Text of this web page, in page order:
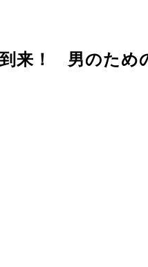
到来！ 男のた